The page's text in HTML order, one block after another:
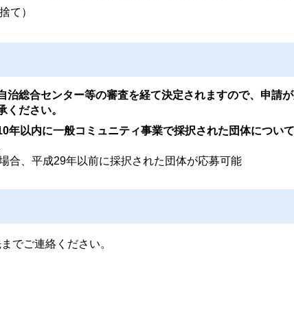
て）
治総合センター等の審査を経て決定されますので、申請
ください。
年以内に一般コミュニティ事業で採択された団体につい
合、平成29年以前に採択された団体が応募可能
でご連絡ください。